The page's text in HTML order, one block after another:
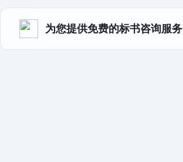
为您提供免费的标书咨询服务